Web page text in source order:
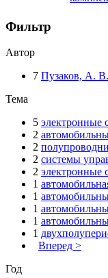
Фильтр
Автор
7 Пузаков, А. В.
Тема
5 электронные
2
2
2 системы
2 электронные
1
1
1
1
1
Вперед >
Год